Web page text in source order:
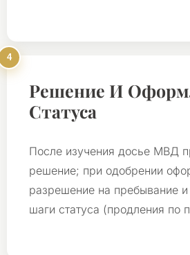
Решение И
Статуса
После изучения досье МВД
решение; при одобрении
разрешение на пребывание
шаги статуса (продления по